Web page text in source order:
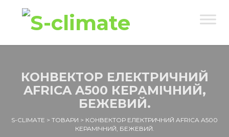
КОНВЕКТОР ЕЛЕКТРИЧНИЙ
AFRICA A500 КЕРАМІЧНИЙ,
БЕЖЕВИЙ.
S-CLIMATE > ТОВАРИ > КОНВЕКТОР ЕЛЕКТРИЧНИЙ AFRICA A500
КЕРАМІЧНИЙ, БЕЖЕВИЙ.